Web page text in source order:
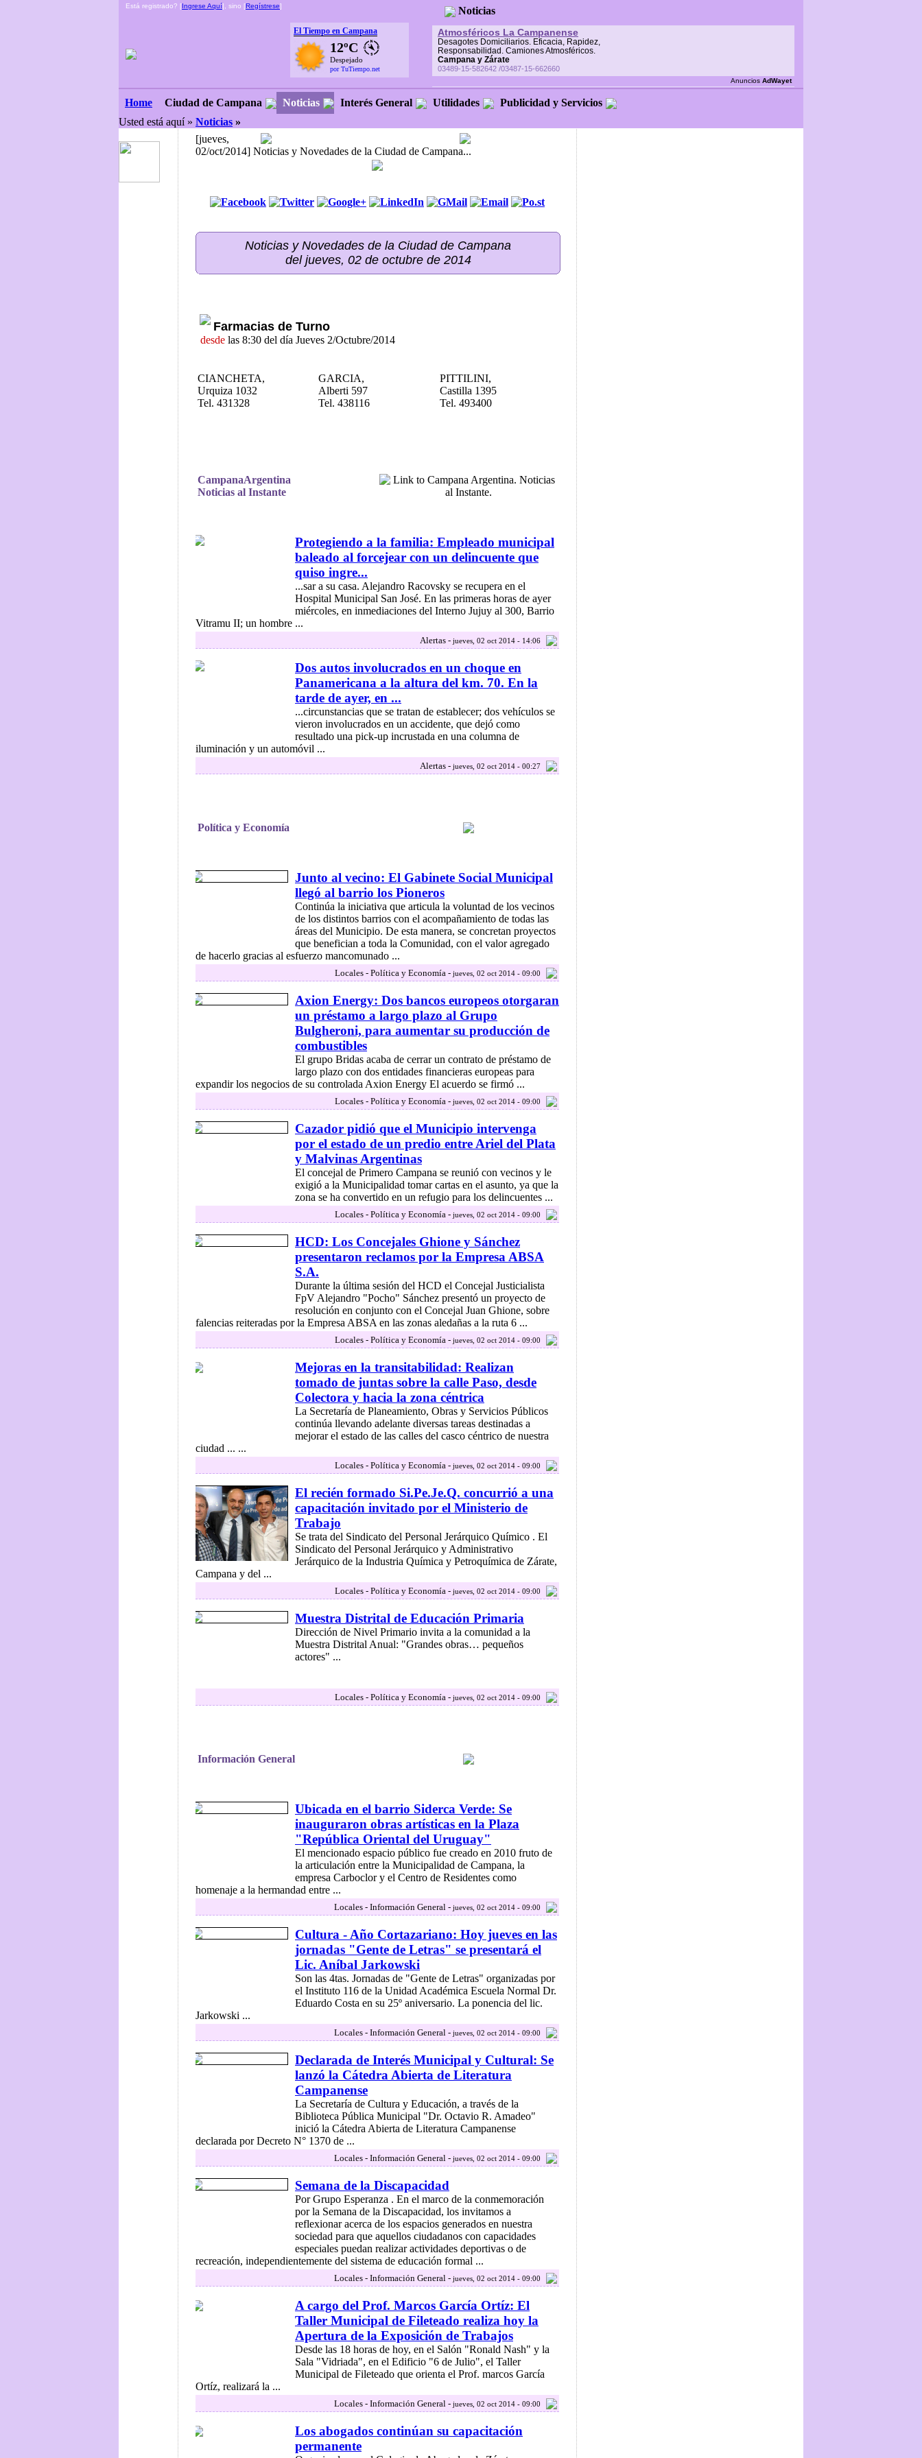
Está registrado? [Ingrese Aquí], sino [Regístrese] Noticias
Atmosféricos La Campanense
Desagotes Domiciliarios. Eficacia, Rapidez,
Responsabilidad. Camiones Atmosféricos.
Campana y Zárate
03489-15-582642 /03487-15-662660
Anuncios AdWayet
El Tiempo en Campana
12ºC
Despejado
por TuTiempo.net
Home Ciudad de Campana Noticias Interés General Utilidades
Publicidad y Servicios
Usted está aquí » Noticias »
[jueves,
02/oct/2014] Noticias y Novedades de la Ciudad de Campana...
Noticias y Novedades de la Ciudad de Campana
del jueves, 02 de octubre de 2014
Farmacias de Turno
desde las 8:30 del día Jueves 2/Octubre/2014
CIANCHETA,
Urquiza 1032
Tel. 431328
GARCIA,
Alberti 597
Tel. 438116
PITTILINI,
Castilla 1395
Tel. 493400
CampanaArgentina
Noticias al Instante
Protegiendo a la familia: Empleado municipal
baleado al forcejear con un delincuente que
quiso ingre...
...sar a su casa. Alejandro Racovsky se recupera en el
Hospital Municipal San José. En las primeras horas de ayer
miércoles, en inmediaciones del Interno Jujuy al 300, Barrio
Vitramu II; un hombre ...
Alertas - jueves, 02 oct 2014 - 14:06
Dos autos involucrados en un choque en
Panamericana a la altura del km. 70. En la
tarde de ayer, en ...
...circunstancias que se tratan de establecer; dos vehículos se
vieron involucrados en un accidente, que dejó como
resultado una pick-up incrustada en una columna de
iluminación y un automóvil ...
Alertas - jueves, 02 oct 2014 - 00:27
Política y Economía
Junto al vecino: El Gabinete Social Municipal
llegó al barrio los Pioneros
Continúa la iniciativa que articula la voluntad de los vecinos
de los distintos barrios con el acompañamiento de todas las
áreas del Municipio. De esta manera, se concretan proyectos
que benefician a toda la Comunidad, con el valor agregado
de hacerlo gracias al esfuerzo mancomunado ...
Locales - Política y Economía - jueves, 02 oct 2014 - 09:00
Axion Energy: Dos bancos europeos otorgaran
un préstamo a largo plazo al Grupo
Bulgheroni, para aumentar su producción de
combustibles
El grupo Bridas acaba de cerrar un contrato de préstamo de
largo plazo con dos entidades financieras europeas para
expandir los negocios de su controlada Axion Energy El acuerdo se firmó ...
Locales - Política y Economía - jueves, 02 oct 2014 - 09:00
Cazador pidió que el Municipio intervenga
por el estado de un predio entre Ariel del Plata
y Malvinas Argentinas
El concejal de Primero Campana se reunió con vecinos y le
exigió a la Municipalidad tomar cartas en el asunto, ya que la
zona se ha convertido en un refugio para los delincuentes ...
Locales - Política y Economía - jueves, 02 oct 2014 - 09:00
HCD: Los Concejales Ghione y Sánchez
presentaron reclamos por la Empresa ABSA
S.A.
Durante la última sesión del HCD el Concejal Justicialista
FpV Alejandro "Pocho" Sánchez presentó un proyecto de
resolución en conjunto con el Concejal Juan Ghione, sobre
falencias reiteradas por la Empresa ABSA en las zonas aledañas a la ruta 6 ...
Locales - Política y Economía - jueves, 02 oct 2014 - 09:00
Mejoras en la transitabilidad: Realizan
tomado de juntas sobre la calle Paso, desde
Colectora y hacia la zona céntrica
La Secretaría de Planeamiento, Obras y Servicios Públicos
continúa llevando adelante diversas tareas destinadas a
mejorar el estado de las calles del casco céntrico de nuestra
ciudad ... ...
Locales - Política y Economía - jueves, 02 oct 2014 - 09:00
El recién formado Si.Pe.Je.Q. concurrió a una
capacitación invitado por el Ministerio de
Trabajo
Se trata del Sindicato del Personal Jerárquico Químico . El
Sindicato del Personal Jerárquico y Administrativo
Jerárquico de la Industria Química y Petroquímica de Zárate,
Campana y del ...
Locales - Política y Economía - jueves, 02 oct 2014 - 09:00
Muestra Distrital de Educación Primaria
Dirección de Nivel Primario invita a la comunidad a la
Muestra Distrital Anual: "Grandes obras… pequeños
actores" ...
Locales - Política y Economía - jueves, 02 oct 2014 - 09:00
Información General
Ubicada en el barrio Siderca Verde: Se
inauguraron obras artísticas en la Plaza
"República Oriental del Uruguay"
El mencionado espacio público fue creado en 2010 fruto de
la articulación entre la Municipalidad de Campana, la
empresa Carboclor y el Centro de Residentes como
homenaje a la hermandad entre ...
Locales - Información General - jueves, 02 oct 2014 - 09:00
Cultura - Año Cortazariano: Hoy jueves en las
jornadas "Gente de Letras" se presentará el
Lic. Aníbal Jarkowski
Son las 4tas. Jornadas de "Gente de Letras" organizadas por
el Instituto 116 de la Unidad Académica Escuela Normal Dr.
Eduardo Costa en su 25º aniversario. La ponencia del lic.
Jarkowski ...
Locales - Información General - jueves, 02 oct 2014 - 09:00
Declarada de Interés Municipal y Cultural: Se
lanzó la Cátedra Abierta de Literatura
Campanense
La Secretaría de Cultura y Educación, a través de la
Biblioteca Pública Municipal "Dr. Octavio R. Amadeo"
inició la Cátedra Abierta de Literatura Campanense
declarada por Decreto N° 1370 de ...
Locales - Información General - jueves, 02 oct 2014 - 09:00
Semana de la Discapacidad
Por Grupo Esperanza . En el marco de la conmemoración
por la Semana de la Discapacidad, los invitamos a
reflexionar acerca de los espacios generados en nuestra
sociedad para que aquellos ciudadanos con capacidades
especiales puedan realizar actividades deportivas o de
recreación, independientemente del sistema de educación formal ...
Locales - Información General - jueves, 02 oct 2014 - 09:00
A cargo del Prof. Marcos García Ortíz: El
Taller Municipal de Fileteado realiza hoy la
Apertura de la Exposición de Trabajos
Desde las 18 horas de hoy, en el Salón "Ronald Nash" y la
Sala "Vidriada", en el Edificio "6 de Julio", el Taller
Municipal de Fileteado que orienta el Prof. marcos García
Ortíz, realizará la ...
Locales - Información General - jueves, 02 oct 2014 - 09:00
Los abogados continúan su capacitación
permanente